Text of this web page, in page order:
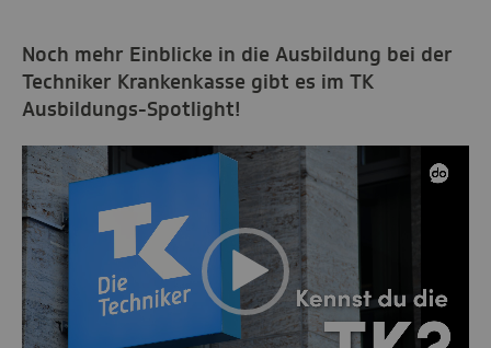
Noch mehr Einblicke in die Ausbildung bei der
Techniker Krankenkasse gibt es im TK
Ausbildungs-Spotlight!
Video-
Player